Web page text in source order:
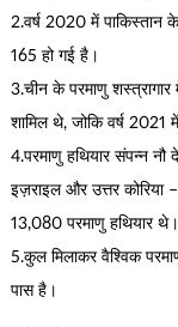
2.वर्ष 2020 में पाकिस्तान
165 हो गई है।
3.चीन के परमाणु
शामिल थे, जोकि वर्ष
4.परमाणु हथियार संपन्न नौ
इज़राइल और उत्तर
13,080 परमाणु हथियार थे।
5.कुल मिलाकर वैश्विक
पास है।